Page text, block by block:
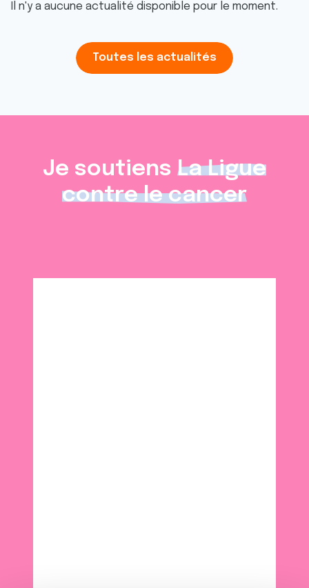
Il n'y a aucune actualité disponible pour le moment.
Toutes les actualités
Je soutiens La Ligue
contre le cancer